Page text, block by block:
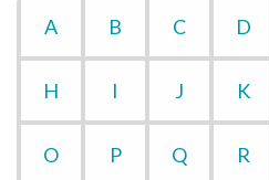
A B C D
H I J K
O P Q R